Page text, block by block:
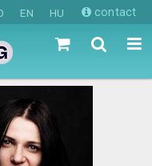
EN HU contact